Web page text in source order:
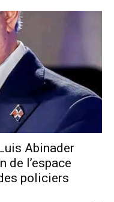
Abinader
de l’espace
policiers